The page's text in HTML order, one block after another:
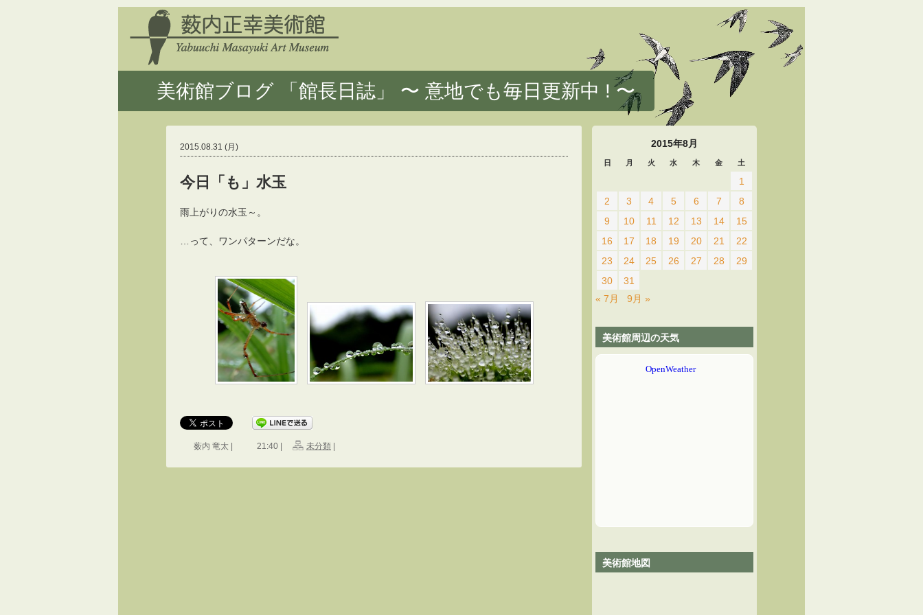
美術館ブログ 「館長日誌」 〜 意地でも毎日更新中 ! 〜
2015.08.31 (月)
今日「も」水玉
雨上がりの水玉～。
…って、ワンパターンだな。
薮内 竜太 | 21:40 | 未分類
2015年8月
日 月 火 水 木 金 土
1
2
3 4 5 6 7
8
9
10 11 12 13 14
15
16
17 18 19 20 21
22
23
24 25 26 27 28
29
30
31
« 7月
9月 »
美術館周辺の天気
美術館地図